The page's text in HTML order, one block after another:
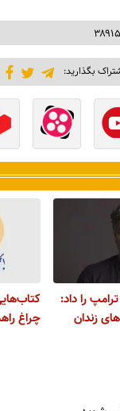
بگذارید:
را داد:
زندان
چراغ